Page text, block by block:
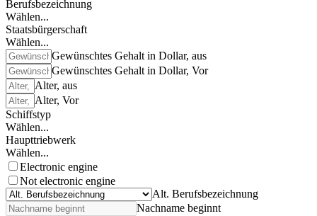
Berufsbezeichnung
Wählen...
Staatsbürgerschaft
Wählen...
Gewünschtes Gehalt in Dollar, aus
Gewünschtes Gehalt in Dollar, Vor
Alter, aus
Alter, Vor
Schiffstyp
Wählen...
Haupttriebwerk
Wählen...
Electronic engine
Not electronic engine
Alt. Berufsbezeichnung
Nachname beginnt